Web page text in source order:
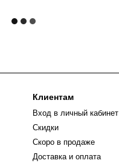
Клиентам
Вход в личный кабинет
Скидки
Скоро в продаже
Доставка и оплата